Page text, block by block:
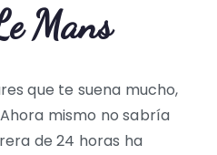
Mans
que te suena mucho,
mismo no sabría
de 24 horas ha